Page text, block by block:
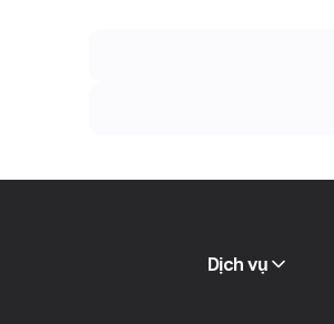
Dịch vụ